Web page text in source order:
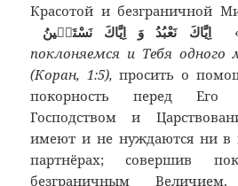
Красотой и безграничной
اِيَّاكَ نَعْبُدُ وَ اِيَّاكَ نَسْتَعٖينُ
поклоняемся и Тебя
(Коран, 1:5),просить о
покорность перед Его
Господством и
имеют и не нуждаются ни
партнёрах; совершив
безграничным Величием,